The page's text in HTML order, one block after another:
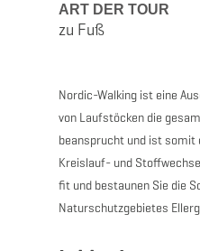
ART DER TOUR
zu Fuß
Nordic-Walking ist eine
von Laufstöcken die
beansprucht und ist somit
Kreislauf- und
fit und bestaunen Sie die
Naturschutzgebietes